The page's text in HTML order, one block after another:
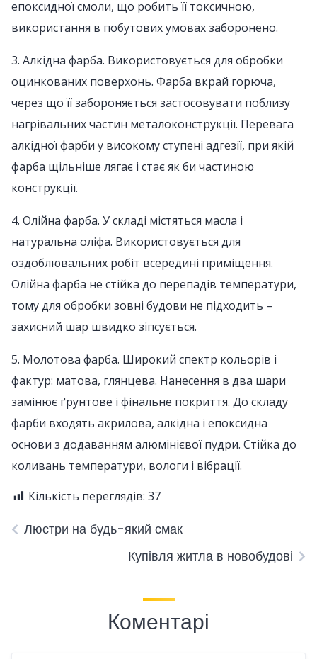
епоксидної смоли, що робить її токсичною,
використання в побутових умовах заборонено.
3. Алкідна фарба. Використовується для обробки
оцинкованих поверхонь. Фарба вкрай горюча,
через що її забороняється застосовувати поблизу
нагрівальних частин металоконструкції. Перевага
алкідної фарби у високому ступені адгезії, при якій
фарба щільніше лягає і стає як би частиною
конструкції.
4. Олійна фарба. У складі містяться масла і
натуральна оліфа. Використовується для
оздоблювальних робіт всередині приміщення.
Олійна фарба не стійка до перепадів температури,
тому для обробки зовні будови не підходить –
захисний шар швидко зіпсується.
5. Молотова фарба. Широкий спектр кольорів і
фактур: матова, глянцева. Нанесення в два шари
замінює ґрунтове і фінальне покриття. До складу
фарби входять акрилова, алкідна і епоксидна
основи з додаванням алюмінієвої пудри. Стійка до
коливань температури, вологи і вібрації.
Кількість переглядів: 37
Люстри на будь-який смак
Купівля житла в новобудові
Коментарі